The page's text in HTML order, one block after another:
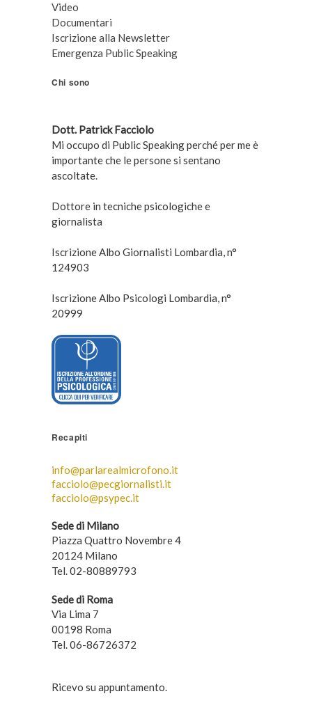
Video
Documentari
Iscrizione alla Newsletter
Emergenza Public Speaking
Chi sono
Dott. Patrick Facciolo
Mi occupo di Public Speaking perché per me è
importante che le persone si sentano
ascoltate.
Dottore in tecniche psicologiche e
giornalista
Iscrizione Albo Giornalisti Lombardia, n°
124903
Iscrizione Albo Psicologi Lombardia, n°
20999
Recapiti
info@parlarealmicrofono.it
facciolo@pecgiornalisti.it
facciolo@psypec.it
Sede di Milano
Piazza Quattro Novembre 4
20124 Milano
Tel. 02-80889793
Sede di Roma
Via Lima 7
00198 Roma
Tel. 06-86726372
Ricevo su appuntamento.